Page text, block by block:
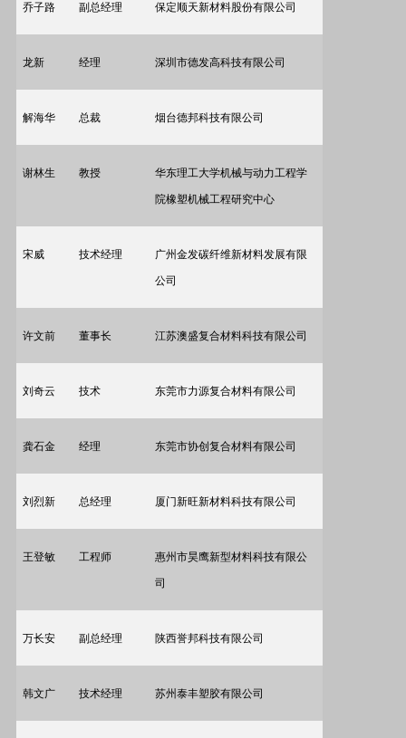
乔子路 副总经理 保定顺天新材料股份有限公司
龙新 经理 深圳市德发高科技有限公司
解海华 总裁 烟台德邦科技有限公司
谢林生 教授 华东理工大学机械与动力工程学
院橡塑机械工程研究中心
宋威 技术经理 广州金发碳纤维新材料发展有限
公司
许文前 董事长 江苏澳盛复合材料科技有限公司
刘奇云 技术 东莞市力源复合材料有限公司
龚石金 经理 东莞市协创复合材料有限公司
刘烈新 总经理 厦门新旺新材料科技有限公司
王登敏 工程师 惠州市昊鹰新型材料科技有限公
司
万长安 副总经理 陕西誉邦科技有限公司
韩文广 技术经理 苏州泰丰塑胶有限公司